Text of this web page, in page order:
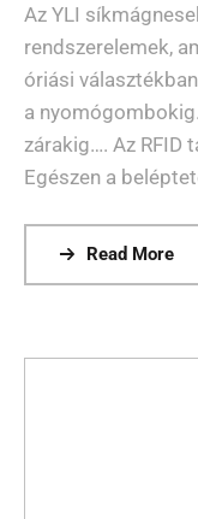
Az YLI
rendszerelemek,
óriási
a
zárakig…. Az RFID
Egészen a
Read More